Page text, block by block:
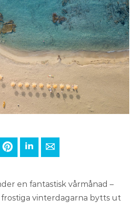
PinterestLinkedInE-mail
en fantastisk vårmånad –
frostiga vinterdagarna bytts ut